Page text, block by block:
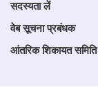
सदस्यता लें
वेब सूचना प्रबंधक
आंतरिक शिकायत समिति